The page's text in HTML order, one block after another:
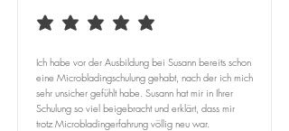
average rating is 5 out of 5
Ich habe vor der Ausbildung bei Susann bereits schon
eine Microbladingschulung gehabt, nach der ich mich
sehr unsicher gefühlt habe. Susann hat mir in Ihrer
Schulung so viel beigebracht und erklärt, dass mir
trotz Microbladingerfahrung völlig neu war. ​